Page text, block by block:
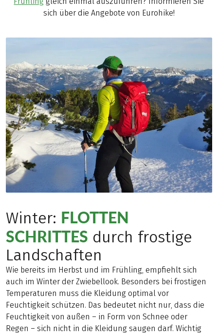
sich über die Angebote von Eurohike!
Winter: FLOTTEN
SCHRITTES durch frostige
Landschaften
Wie bereits im Herbst und im Frühling, empfiehlt sich
auch im Winter der Zwiebellook. Besonders bei frostigen
Temperaturen muss die Kleidung optimal vor
Feuchtigkeit schützen. Das bedeutet nicht nur, dass die
Feuchtigkeit von außen – in Form von Schnee oder
Regen – sich nicht in die Kleidung saugen darf. Wichtig